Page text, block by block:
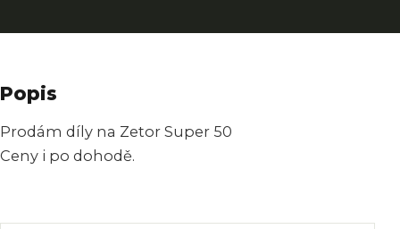
Popis
Prodám díly na Zetor Super 50
Ceny i po dohodě.